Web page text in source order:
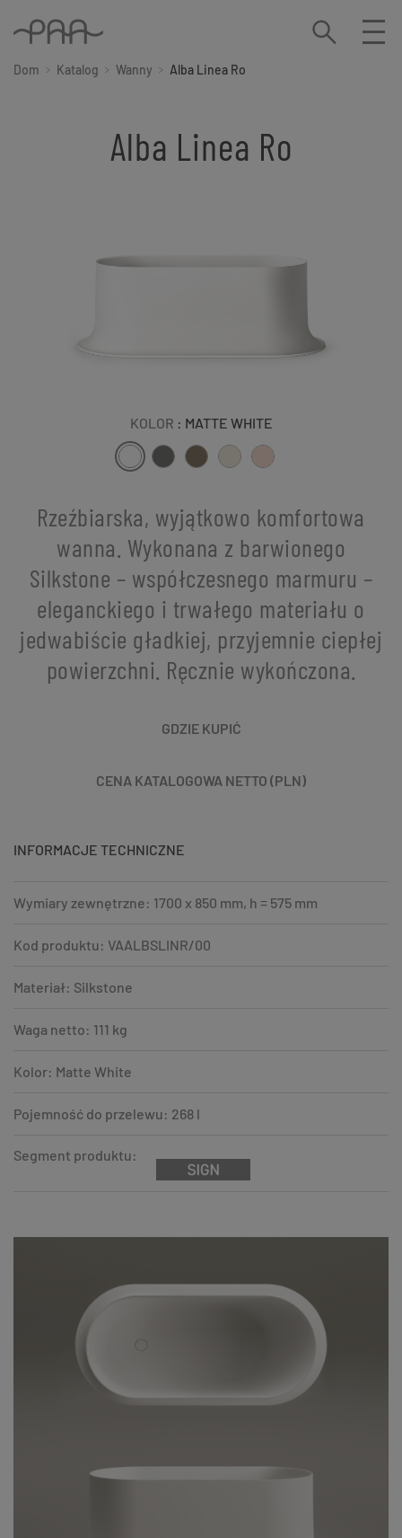
Dom Katalog Wanny Alba Linea Ro
Alba Linea Ro
KOLOR : MATTE WHITE
Rzeźbiarska, wyjątkowo komfortowa
wanna. Wykonana z barwionego
Silkstone – współczesnego marmuru –
eleganckiego i trwałego materiału o
jedwabiście gładkiej, przyjemnie ciepłej
powierzchni. Ręcznie wykończona.
GDZIE KUPIĆ
CENA KATALOGOWA NETTO (PLN)
INFORMACJE TECHNICZNE
Wymiary zewnętrzne: 1700 x 850 mm, h = 575 mm
Kod produktu: VAALBSLINR/00
Materiał: Silkstone
Waga netto: 111 kg
Kolor: Matte White
Pojemność do przelewu: 268 l
Segment produktu: